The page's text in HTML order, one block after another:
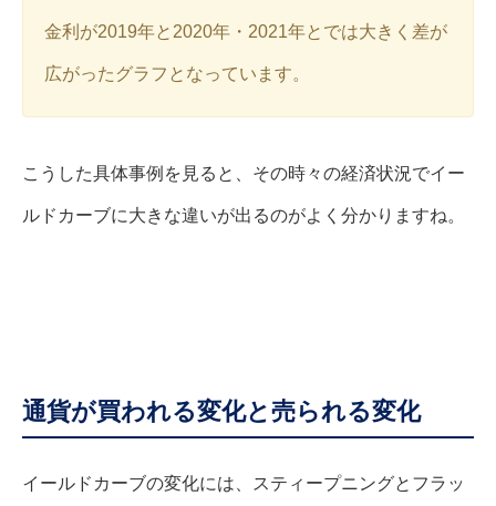
金利が2019年と2020年・2021年とでは大きく差が
広がったグラフとなっています。
こうした具体事例を見ると、その時々の経済状況でイー
ルドカーブに大きな違いが出るのがよく分かりますね。
通貨が買われる変化と売られる変化
イールドカーブの変化には、スティープニングとフラッ